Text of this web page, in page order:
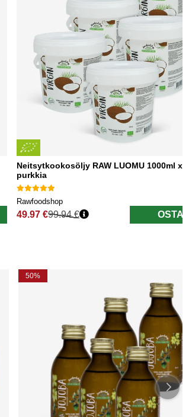
Neitsytkookosöljy RAW LUOMU 1000ml x 5
purkkia
Rawfoodshop
49.97 €
Normaali hinta
99.94 € OSTA
50%